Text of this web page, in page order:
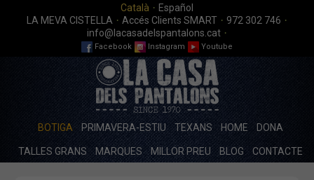
Català · Español
LA MEVA CISTELLA · Accés Clients SMART · 972 302 746 ·
info@lacasadelspantalons.cat ·
Facebook Instagram Youtube
BOTIGA PRIMAVERA-ESTIU TEXANS HOME DONA
TALLES GRANS MARQUES MILLOR PREU BLOG CONTACTE